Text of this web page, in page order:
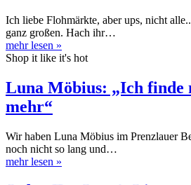
Ich liebe Flohmärkte, aber ups, nicht
ganz großen. Hach ihr…
mehr lesen »
Shop it like it's hot
Luna Möbius: „Ich finde
mehr“
Wir haben Luna Möbius im Prenzlauer
noch nicht so lang und…
mehr lesen »